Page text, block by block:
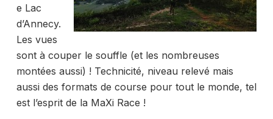
e Lac
d’Annecy.
Les vues
sont à couper le souffle (et les nombreuses
montées aussi) ! Technicité, niveau relevé mais
aussi des formats de course pour tout le monde, tel
est l’esprit de la MaXi Race !